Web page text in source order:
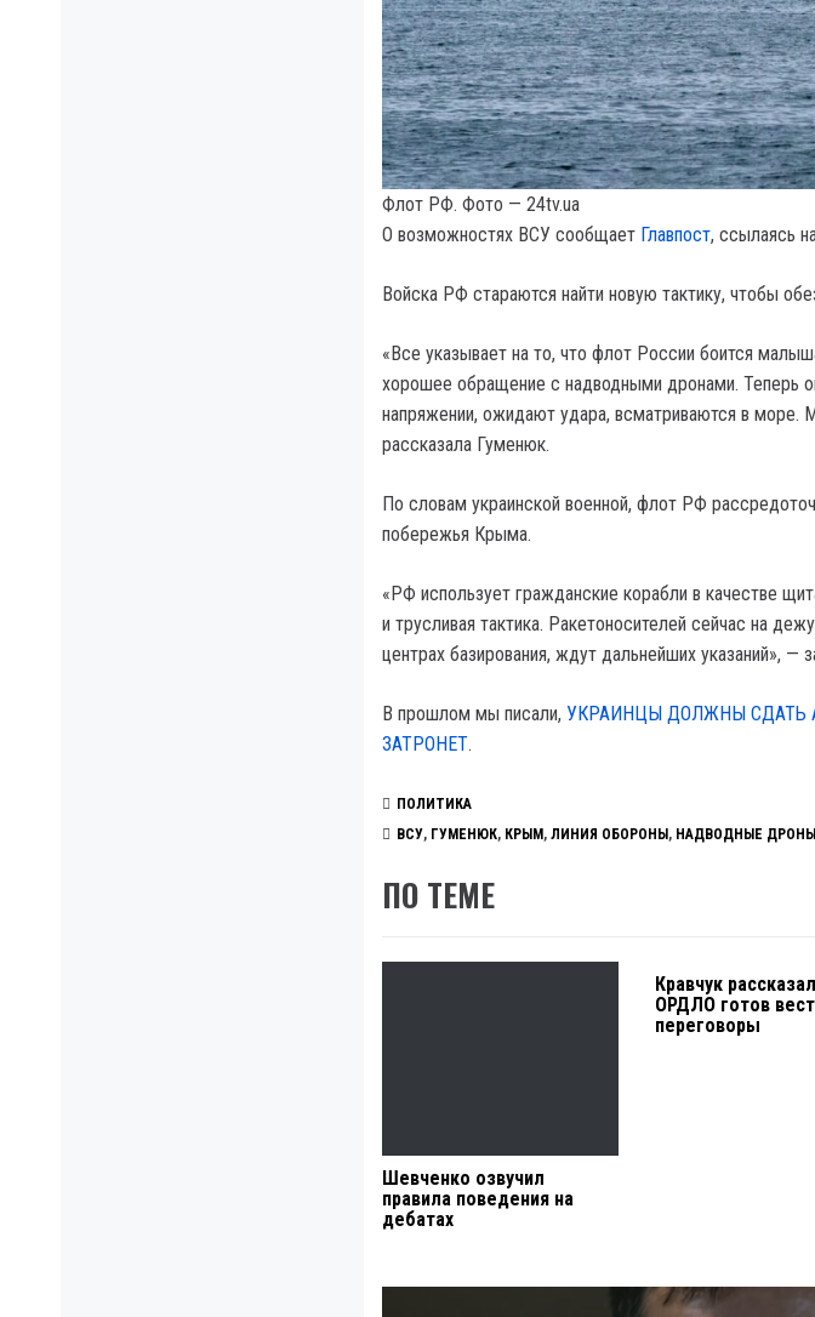
Флот РФ. Фото — 24tv.ua
О возможностях ВСУ сообщает Главпост, ссылаясь
Войска РФ стараются найти новую тактику, чтобы
«Все указывает на то, что флот России боится
хорошее обращение с надводными дронами. Теперь
напряжении, ожидают удара, всматриваются в море.
рассказала Гуменюк.
По словам украинской военной, флот РФ
побережья Крыма.
«РФ использует гражданские корабли в качестве
и трусливая тактика. Ракетоносителей сейчас на
центрах базирования, ждут дальнейших указаний», —
В прошлом мы писали, УКРАИНЦЫ ДОЛЖНЫ СДАТЬ
ЗАТРОНЕТ.
ПОЛИТИКА
ВСУ, ГУМЕНЮК, КРЫМ, ЛИНИЯ ОБОРОНЫ, НАДВОДНЫЕ ДРОНЫ
ПО ТЕМЕ
Шевченко озвучил
правила поведения на
дебатах
Кравчук
ОРДЛО готов
переговоры
Навигация